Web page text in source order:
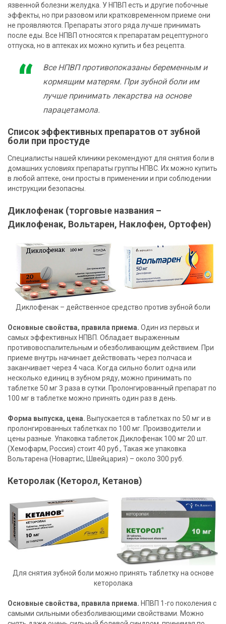
язвенной болезни желудка. У НПВП есть и другие побочные
эффекты, но при разовом или кратковременном приеме они
не проявляются. Препараты этого ряда лучше принимать
после еды. Все НПВП относятся к препаратам рецептурного
отпуска, но в аптеках их можно купить и без рецепта.
Все НПВП противопоказаны беременным и
кормящим матерям. При зубной боли им
лучше принимать лекарства на основе
парацетамола.
Список эффективных препаратов от зубной
боли при простуде
Специалисты нашей клиники рекомендуют для снятия боли в
домашних условиях препараты группы НПВС. Их можно купить
в любой аптеке, они просты в применении и при соблюдении
инструкции безопасны.
Диклофенак (торговые названия –
Диклофенак, Вольтарен, Наклофен, Ортофен)
Диклофенак – действенное средство против зубной боли
Основные свойства, правила приема. Один из первых и
самых эффективных НПВП. Обладает выраженным
противовоспалительным и обезболивающим действием. При
приеме внутрь начинает действовать через полчаса и
заканчивает через 4 часа. Когда сильно болит одна или
несколько единиц в зубном ряду, можно принимать по
таблетке 50 мг 3 раза в сутки. Пролонгированный препарат по
100 мг в таблетке можно принять один раз в день.
Форма выпуска, цена. Выпускается в таблетках по 50 мг и в
пролонгированных таблетках по 100 мг. Производители и
цены разные. Упаковка таблеток Диклофенак 100 мг 20 шт.
(Хемофарм, Россия) стоит 40 руб., Такая же упаковка
Вольтарена (Новартис, Швейцария) – около 300 руб.
Кеторолак (Кеторол, Кетанов)
Для снятия зубной боли можно принять таблетку на основе
кеторолака
Основные свойства, правила приема. НПВП 1-го поколения с
самыми сильными обезболивающими свойствами. Можно